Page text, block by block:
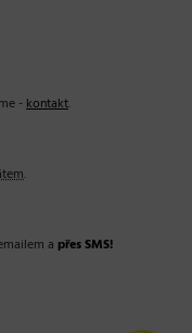
-kontakt.
.
a přes SMS!